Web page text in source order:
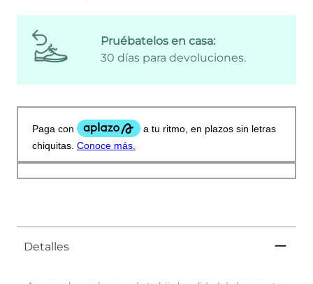
Pruébatelos en casa:
30 días para devoluciones.
Detalles